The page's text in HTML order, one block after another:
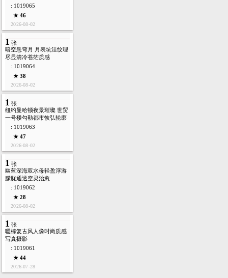
喙灵动穿梭水天之间
: 1019066
★ 44
2026-08-02
1张
雪林公路邂逅极光 青绿光
幕铺满漫天星空
: 1019065
★ 46
2026-08-02
1张
暗空悬弯月 月表坑洼纹理
尽显清冷苍茫质感
: 1019064
★ 38
2026-08-02
1张
纽约曼哈顿夜景璀璨 世贸
一号楼勾勒都市恢弘轮廓
: 1019063
★ 47
2026-08-02
1张
幽蓝深海双水母轻盈浮游
朦胧通透空灵治愈
: 1019062
★ 28
2026-08-02